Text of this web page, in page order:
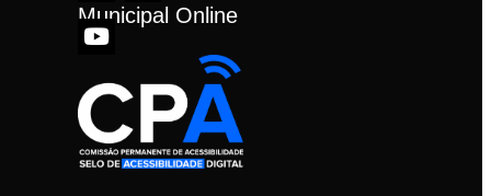
Municipal Online